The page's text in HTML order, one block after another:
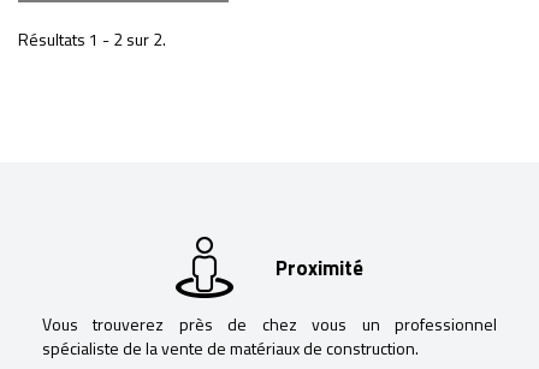
Résultats 1 - 2 sur 2.
Proximité
Vous trouverez près de chez vous un professionnel
spécialiste de la vente de matériaux de construction.